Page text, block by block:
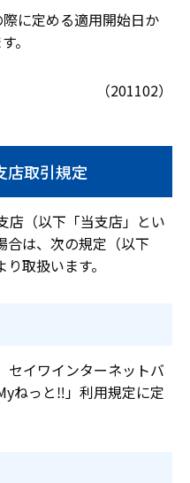
に定める適用開始日か
。
（201102）
取引規定
店（以下「当支店」とい
合は、次の規定（以下
取扱います。
セイワインターネットバ
ねっと‼」利用規定に定